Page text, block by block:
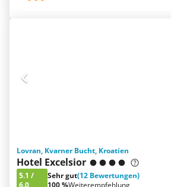
Lovran, Kvarner Bucht, Kroatien
Hotel Excelsior
5.1 /
6.0
Sehr gut(12 Bewertungen)
100 %Weiterempfehlung